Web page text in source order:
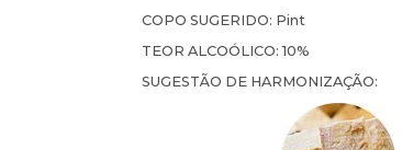
COPO SUGERIDO: Pint
TEOR ALCOÓLICO:10%
SUGESTÃO DE HARMONIZAÇÃO: